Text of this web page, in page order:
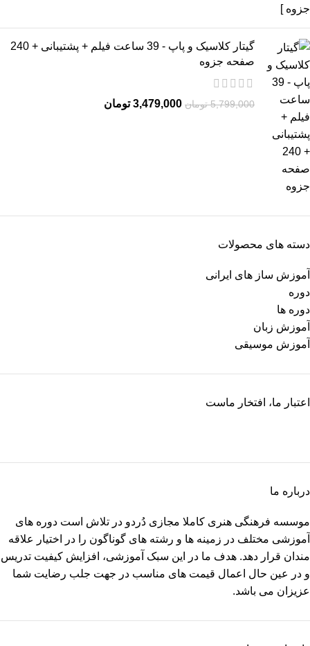
گیتار کلاسیک و پاپ - 39 ساعت فیلم + پشتیبانی + 240
صفحه جزوه
5,799,000 تومان 3,479,000 تومان
دسته های محصولات
آموزش ساز های ایرانی
دوره
دوره ها
آموزش زبان
آموزش موسیقی
اعتبار ما، افتخار ماست
درباره ما
موسسه فرهنگی هنری کاملا مجازی دُردو در تلاش است دوره های
آموزشی مختلف در زمینه ها و رشته های گوناگون را در اختیار علاقه
مندان قرار دهد. هدف ما در این سبک آموزشی، افزایش کیفیت تدریس
و در عین حال اعمال قیمت های مناسب در جهت جلب رضایت شما
عزیزان می باشد.